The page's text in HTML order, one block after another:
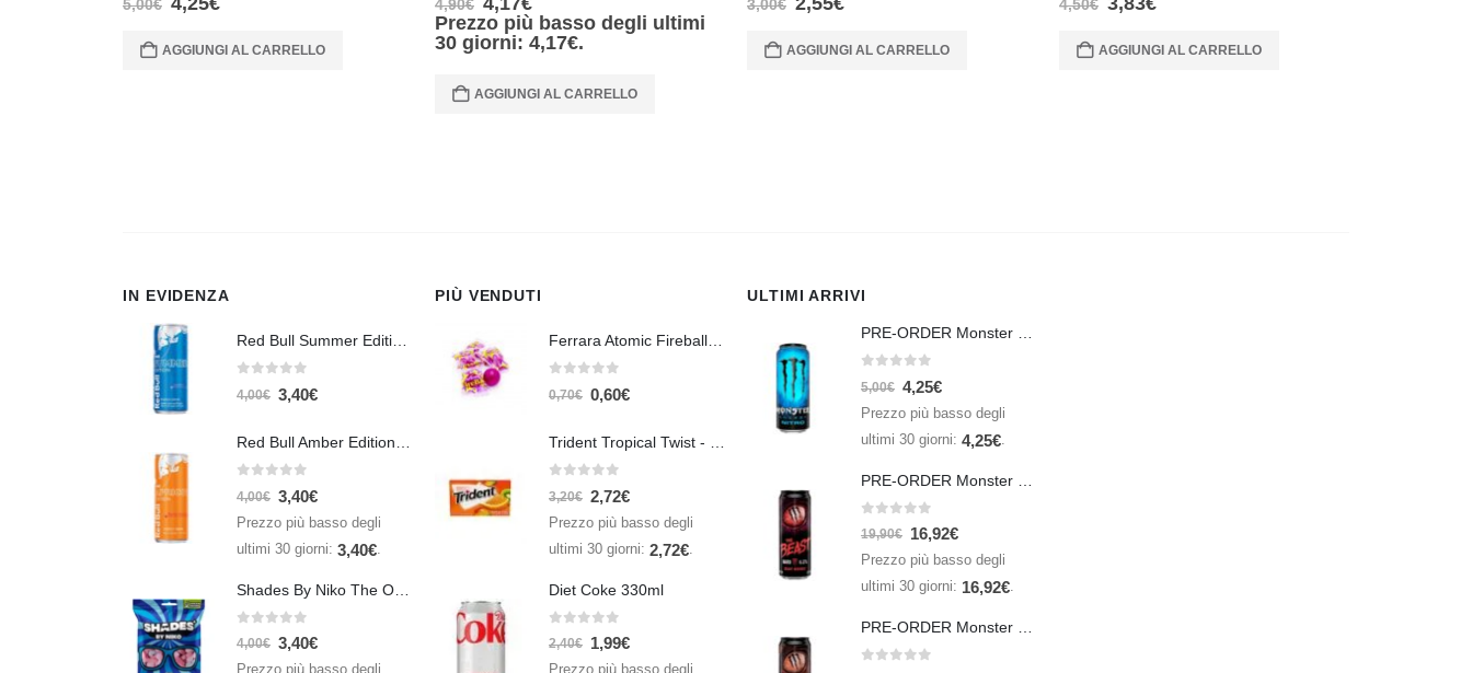
5,00€
AGGIUNGI AL CARRELLO
4,90€
Prezzo più basso degli ultimi
30 giorni: 4,17€.
AGGIUNGI AL CARRELLO
3,00€
AGGIUNGI AL CARRELLO
4,50€
AGGIUNGI AL CARRELLO
IN EVIDENZA
Red Bull Summer Edition Juneberry 250 ml
4,00€ 3,40€
Red Bull Amber Edition Apricot Strawberry 250ml – Energy Drink Albicocca e Fragola
4,00€ 3,40€
Prezzo più basso degli
ultimi 30 giorni: 3,40€
4,00€ 3,40€
Prezzo più basso degli
PIÙ VENDUTI
Ferrara Atomic Fireballs Cinnamon 1 Piece - 5 gr
0,70€ 0,60€
Trident Tropical Twist - 26,6 gr
3,20€ 2,72€
Prezzo più basso degli
ultimi 30 giorni: 2,72€
Diet Coke 330ml
2,40€ 1,99€
Prezzo più basso degli
ULTIMI ARRIVI
PRE-ORDER Monster Energy Nitro Blue Flash PL 500 ml IN ARRIVO IL 21 SETTEMBRE
5,00€ 4,25€
Prezzo più basso degli
ultimi 30 giorni: 4,25€
19,90€ 16,92€
Prezzo più basso degli
ultimi 30 giorni: 16,92€